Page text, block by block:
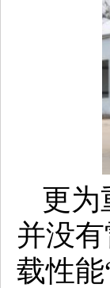
更为
并没
载性